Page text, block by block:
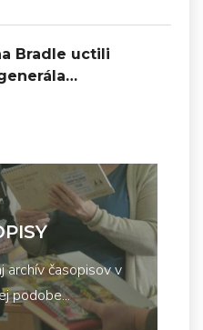
Bradle uctili
archív časopisov v
podobe...